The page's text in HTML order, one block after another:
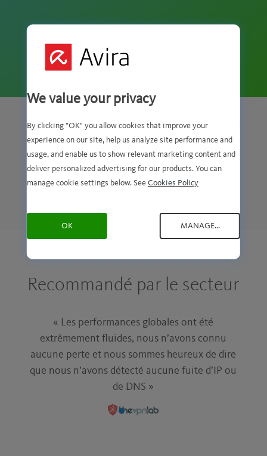
Rating:
4
177 NOTES
TÉLÉCHARGEZ PHANTOM VPN SUR TOUS VOS
APPAREILS, AINSI QUE SUR CHROME
VPN gratuit
VPN gratuit
VPN gratuit
Recommandé par le secteur
« Les performances globales ont été
extrêmement fluides, nous n’avons connu
aucune perte et nous sommes heureux de dire
que nous n’avons détecté aucune fuite d’IP ou
de DNS »
We value your privacy
By clicking "OK" you allow cookies that improve your
experience on our site, help us analyze site performance and
usage, and enable us to show relevant marketing content and
deliver personalized advertising for our products. You can
manage cookie settings below. See Cookies Policy
OK MANAGE...